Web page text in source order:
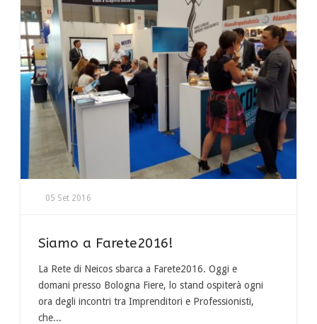
05 Set 2016
Siamo a Farete2016!
La Rete di Neicos sbarca a Farete2016. Oggi e
domani presso Bologna Fiere, lo stand ospiterà ogni
ora degli incontri tra Imprenditori e Professionisti,
che...